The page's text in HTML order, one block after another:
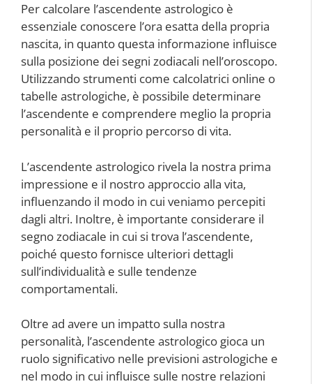
Per calcolare l’ascendente astrologico è
essenziale conoscere l’ora esatta della propria
nascita, in quanto questa informazione influisce
sulla posizione dei segni zodiacali nell’oroscopo.
Utilizzando strumenti come calcolatrici online o
tabelle astrologiche, è possibile determinare
l’ascendente e comprendere meglio la propria
personalità e il proprio percorso di vita.
L’ascendente astrologico rivela la nostra prima
impressione e il nostro approccio alla vita,
influenzando il modo in cui veniamo percepiti
dagli altri. Inoltre, è importante considerare il
segno zodiacale in cui si trova l’ascendente,
poiché questo fornisce ulteriori dettagli
sull’individualità e sulle tendenze
comportamentali.
Oltre ad avere un impatto sulla nostra
personalità, l’ascendente astrologico gioca un
ruolo significativo nelle previsioni astrologiche e
nel modo in cui influisce sulle nostre relazioni